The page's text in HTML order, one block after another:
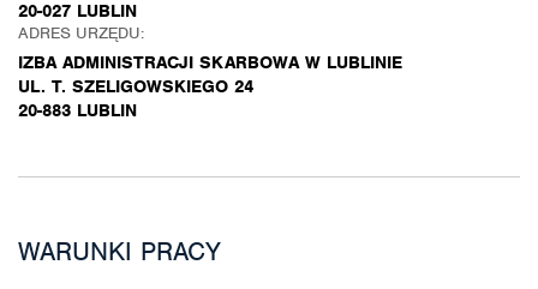
20-027 LUBLIN
ADRES URZĘDU:
IZBA ADMINISTRACJI SKARBOWA W LUBLINIE
UL. T. SZELIGOWSKIEGO 24
20-883 LUBLIN
WARUNKI PRACY